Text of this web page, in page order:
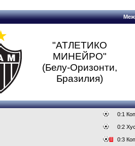
"АТЛЕТИКО
МИНЕЙРО"
(Белу-Оризонти,
Бразилия)
0:1
0:2
0:3